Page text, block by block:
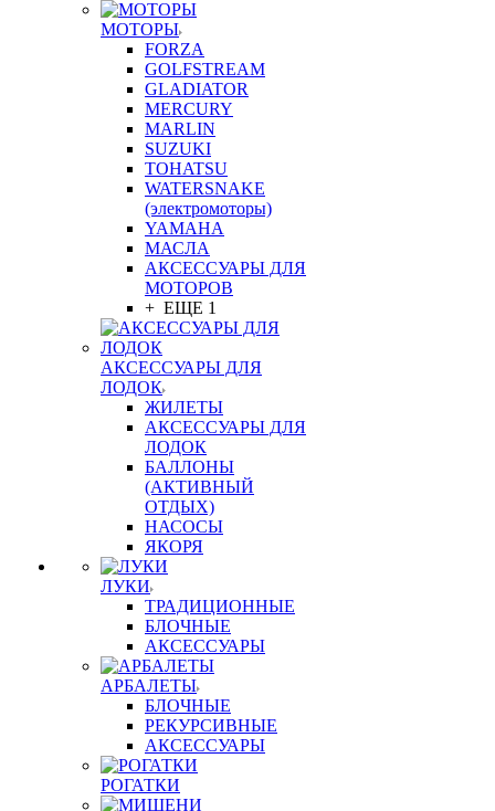
МОТОРЫ
FORZA
GOLFSTREAM
GLADIATOR
MERCURY
MARLIN
SUZUKI
TOHATSU
WATERSNAKE
(электромоторы)
YAMAHA
МАСЛА
АКСЕССУАРЫ ДЛЯ
МОТОРОВ
+ ЕЩЕ 1
АКСЕССУАРЫ ДЛЯ
ЛОДОК
ЖИЛЕТЫ
АКСЕССУАРЫ ДЛЯ
ЛОДОК
БАЛЛОНЫ
(АКТИВНЫЙ
ОТДЫХ)
НАСОСЫ
ЯКОРЯ
ЛУКИ
ТРАДИЦИОННЫЕ
БЛОЧНЫЕ
АКСЕССУАРЫ
АРБАЛЕТЫ
БЛОЧНЫЕ
РЕКУРСИВНЫЕ
АКСЕССУАРЫ
РОГАТКИ